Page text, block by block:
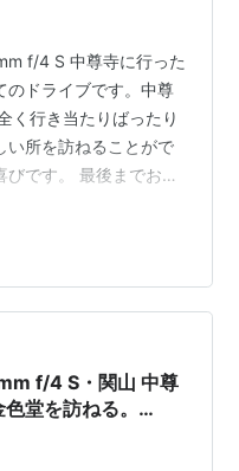
f/4 S 中尊寺に行った
のドライブです。中尊
く行き当たりばったり
い所を訪ねることがで
です。 最後までお付
f/4 S・関山 中尊
堂を訪ねる。